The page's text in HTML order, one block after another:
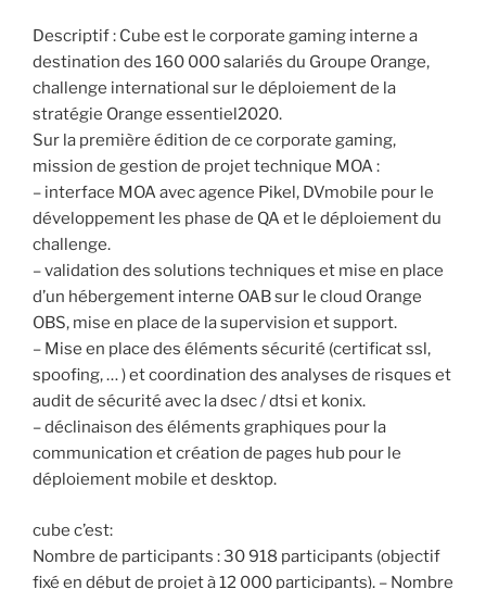
Descriptif : Cube est le corporate gaming interne a
destination des 160 000 salariés du Groupe Orange,
challenge international sur le déploiement de la
stratégie Orange essentiel2020.
Sur la première édition de ce corporate gaming,
mission de gestion de projet technique MOA :
– interface MOA avec agence Pikel, DVmobile pour le
développement les phase de QA et le déploiement du
challenge.
– validation des solutions techniques et mise en place
d’un hébergement interne OAB sur le cloud Orange
OBS, mise en place de la supervision et support.
– Mise en place des éléments sécurité (certificat ssl,
spoofing, … ) et coordination des analyses de risques et
audit de sécurité avec la dsec / dtsi et konix.
– déclinaison des éléments graphiques pour la
communication et création de pages hub pour le
déploiement mobile et desktop.
cube c’est:
Nombre de participants : 30 918 participants (objectif
fixé en début de projet à 12 000 participants). – Nombre